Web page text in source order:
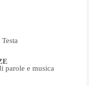
parole e musica